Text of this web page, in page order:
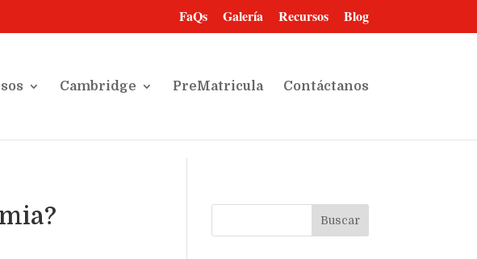
FaQs Galería Recursos Blog
Cambridge PreMatricula Contáctanos